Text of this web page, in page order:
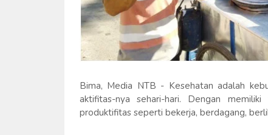
Bima, Media NTB - Kesehatan adalah
aktifitas-nya sehari-hari. Dengan
produktifitas seperti bekerja, berdagang,